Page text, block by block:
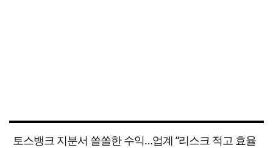
토스뱅크 지분서 쏠쏠한 수익…업계 “리스크 적고 효율